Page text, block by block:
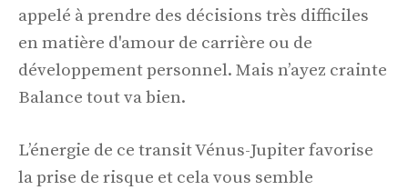
appelé à prendre des décisions très difficiles
en matière d'amour de carrière ou de
développement personnel. Mais n’ayez crainte
Balance tout va bien.
L’énergie de ce transit Vénus-Jupiter favorise
la prise de risque et cela vous semble